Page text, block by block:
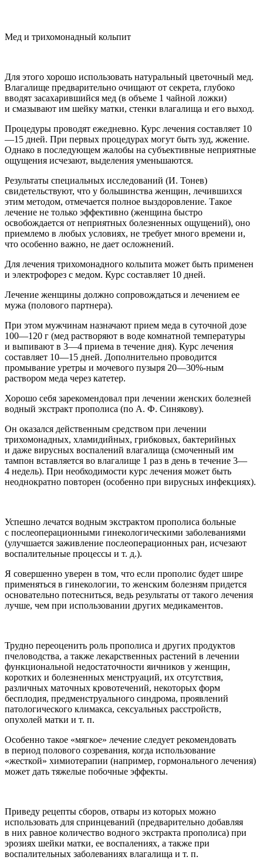
Мед и трихомонадный кольпит
Для этого хорошо использовать натуральный цветочный мед.
Влагалище предварительно очищают от секрета, глубоко
вводят засахарившийся мед (в объеме 1 чайной ложки)
и смазывают им шейку матки, стенки влагалища и его выход.
Процедуры проводят ежедневно. Курс лечения составляет 10
—15 дней. При первых процедурах могут быть зуд, жжение.
Однако в последующем жалобы на субъективные неприятные
ощущения исчезают, выделения уменьшаются.
Результаты специальных исследований (И. Тонев)
свидетельствуют, что у большинства женщин, лечившихся
этим методом, отмечается полное выздоровление. Такое
лечение не только эффективно (женщина быстро
освобождается от неприятных болезненных ощущений), оно
приемлемо в любых условиях, не требует много времени и,
что особенно важно, не дает осложнений.
Для лечения трихомонадного кольпита может быть применен
и электрофорез с медом. Курс составляет 10 дней.
Лечение женщины должно сопровождаться и лечением ее
мужа (полового партнера).
При этом мужчинам назначают прием меда в суточной дозе
100—120 г (мед растворяют в воде комнатной температуры
и выпивают в 3—4 приема в течение дня). Курс лечения
составляет 10—15 дней. Дополнительно проводится
промывание уретры и мочевого пузыря 20—30%-ным
раствором меда через катетер.
Хорошо себя зарекомендовал при лечении женских болезней
водный экстракт прополиса (по А. Ф. Синякову).
Он оказался действенным средством при лечении
трихомонадных, хламидийных, грибковых, бактерийных
и даже вирусных воспалений влагалища (смоченный им
тампон вставляется во влагалище 1 раз в день в течение 3—
4 недель). При необходимости курс лечения может быть
неоднократно повторен (особенно при вирусных инфекциях).
Успешно лечатся водным экстрактом прополиса больные
с послеоперационными гинекологическими заболеваниями
(улучшается заживление послеоперационных ран, исчезают
воспалительные процессы и т. д.).
Я совершенно уверен в том, что если прополис будет шире
применяться в гинекологии, то женским болезням придется
основательно потесниться, ведь результаты от такого лечения
лучше, чем при использовании других медикаментов.
Трудно переоценить роль прополиса и других продуктов
пчеловодства, а также лекарственных растений в лечении
функциональной недостаточности яичников у женщин,
коротких и болезненных менструаций, их отсутствия,
различных маточных кровотечений, некоторых форм
бесплодия, предменструального синдрома, проявлений
патологического климакса, сексуальных расстройств,
опухолей матки и т. п.
Особенно такое «мягкое» лечение следует рекомендовать
в период полового созревания, когда использование
«жесткой» химиотерапии (например, гормонального лечения)
может дать тяжелые побочные эффекты.
Приведу рецепты сборов, отвары из которых можно
использовать для спринцеваний (предварительно добавляя
в них равное количество водного экстракта прополиса) при
эрозиях шейки матки, ее воспалениях, а также при
воспалительных заболеваниях влагалища и т. п.